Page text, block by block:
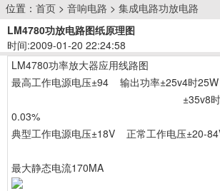
位置： 首页 > 音响电路 > 集成电路功放电路
LM4780功放电路图纸原理图
时间:2009-01-20 22:24:58
LM4780功率放大器应用线路图
最高工作电源电压±94 输出功率±25v4时
±35v8时60W谐
0.03%
典型工作电源电压±18V 正常工作电压±20-
最大静态电流170MA